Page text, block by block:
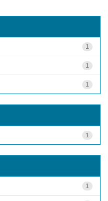
1
1
1
1
1